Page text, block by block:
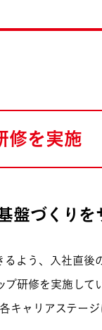
修を実施
盤づくりを
よう、入社直
研修を実施し
ャリアステージ